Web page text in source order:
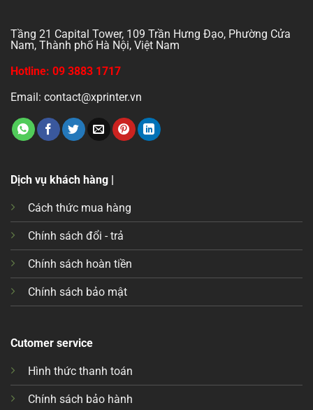
Tầng 21 Capital Tower, 109 Trần Hưng Đạo, Phường Cửa
Nam, Thành phố Hà Nội, Việt Nam
Hotline: 09 3883 1717
Email: contact@xprinter.vn
Dịch vụ khách hàng |
Cách thức mua hàng
Chính sách đổi - trả
Chính sách hoàn tiền
Chính sách bảo mật
Cutomer service
Hình thức thanh toán
Chính sách bảo hành